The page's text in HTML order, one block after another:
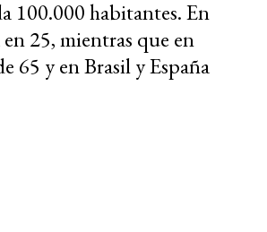
100.000 habitantes. En
en 25, mientras que en
65 y en Brasil y España